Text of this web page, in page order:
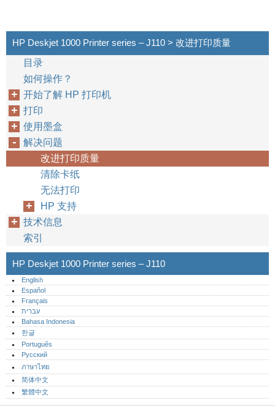
HP Deskjet 1000 Printer series – J110 > 改进打印质量
目录
如何操作？
开始了解 HP 打印机
打印
使用墨盒
解决问题
改进打印质量
清除卡纸
无法打印
HP 支持
技术信息
索引
HP Deskjet 1000 Printer series – J110
English
Español
Français
עברית
Bahasa Indonesia
한글
Português‎
Русский
ภาษาไทย
简体中文
繁體中文